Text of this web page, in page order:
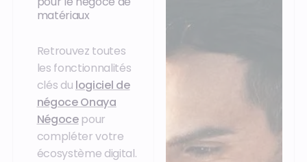
matériaux
Retrouvez toutes
les fonctionnalités
clés du logiciel de
négoce Onaya
Négocepour
compléter votre
écosystème digital.